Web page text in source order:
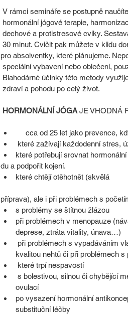
V rámci semináře se postupně
hormonální jógové terapie,
dechové a protistresové cviky.
30 minut. Cvičit pak můžete v klidu
pro absolventky, které plánujeme.
speciální vybavení nebo oblečení,
Blahodárné účinky této metody
zdraví a pohodu po celý život.
HORMONÁLNÍ JÓGA JE VHODNÁ
cca od 25 let jako
které zažívají každodenní stres,
které potřebují srovnat
du a podpořit kojení.
které chtějí otěhotnět (skvělá
příprava), ale i při problémech s
s problémy se štítnou žlázou
při problémech v menopauze
deprese, ztráta vitality, únava…)
kvalitou nehtů či při problémech s
které trpí nespavostí
ovulací
po vysazení hormonální
substituční léčby